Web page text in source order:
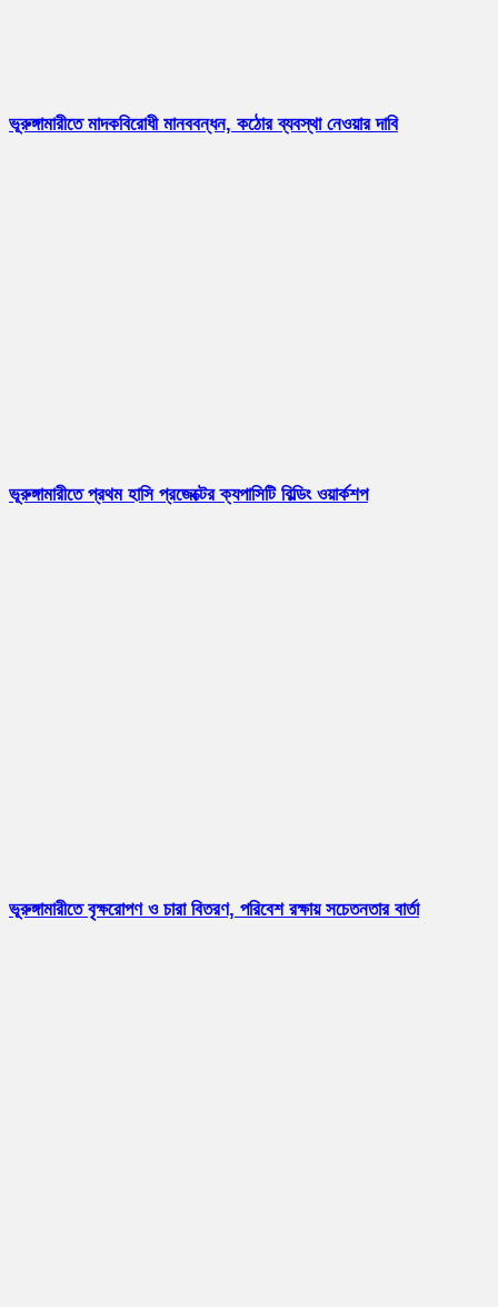
ভূরুঙ্গামারীতে মাদকবিরোধী মানববন্ধন, কঠোর ব্যবস্থা নেওয়ার দাবি
ভূরুঙ্গামারীতে প্রথম হাসি প্রজেক্টের ক্যপাসিটি বিল্ডিং ওয়ার্কশপ
ভূরুঙ্গামারীতে বৃক্ষরোপণ ও চারা বিতরণ, পরিবেশ রক্ষায় সচেতনতার বার্তা